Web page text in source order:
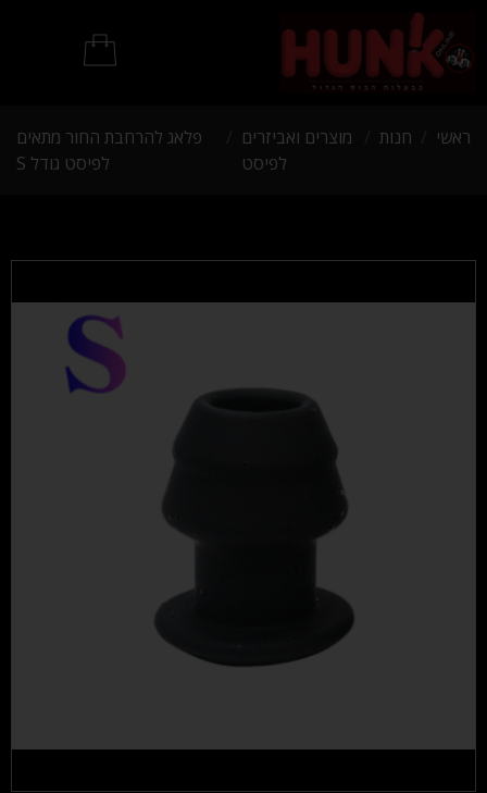
ראשי חנות
מוצרים ואביזרים
לפיסט
פלאג להרחבת החור מתאים
לפיסט גודל S